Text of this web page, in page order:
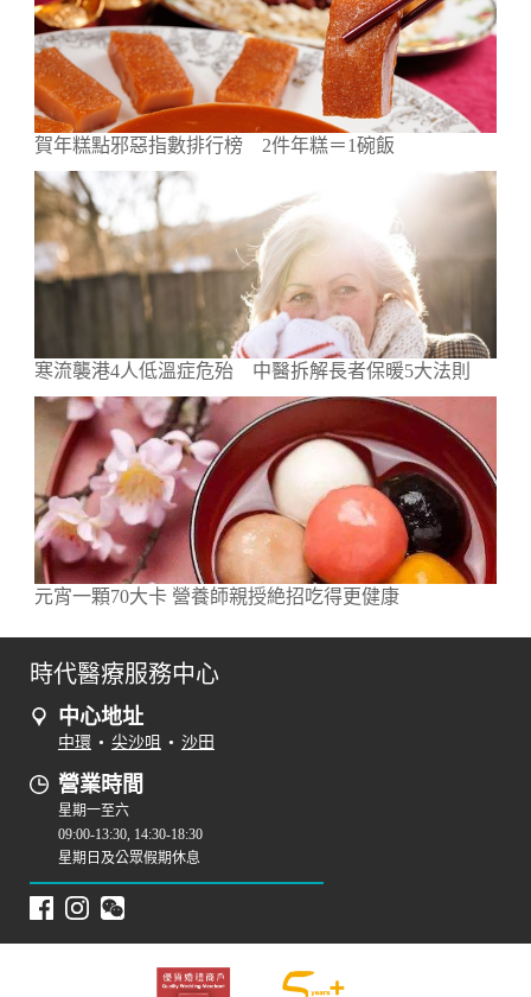
賀年糕點邪惡指數排行榜 2件年糕＝1碗飯
寒流襲港4人低溫症危殆 中醫拆解長者保暖5大法則
元宵一顆70大卡 營養師親授絶招吃得更健康
時代醫療服務中心
中心地址
中環 • 尖沙咀 • 沙田
營業時間
星期一至六
09:00-13:30, 14:30-18:30
星期日及公眾假期休息